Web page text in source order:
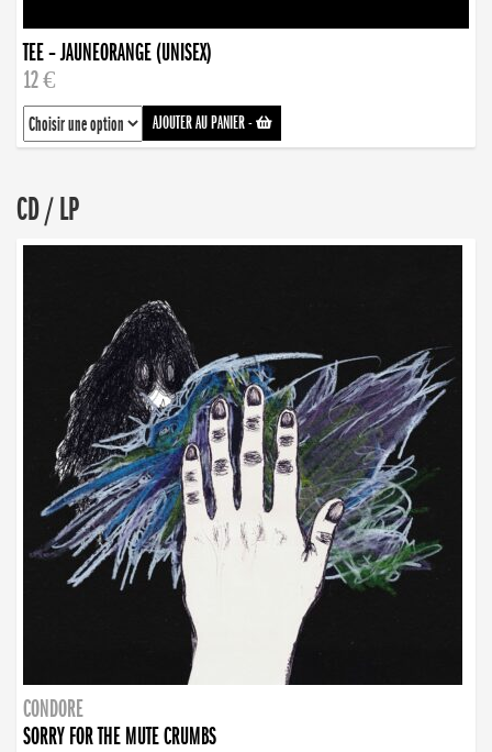
TEE – JAUNEORANGE (UNISEX)
12 €
AJOUTER AU PANIER-
CD / LP
CONDORE
SORRY FOR THE MUTE CRUMBS